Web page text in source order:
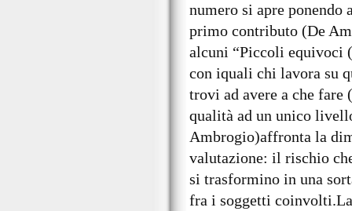
numero si apre ponendo
primo contributo (De
alcuni “Piccoli equivoci
con iquali chi lavora su
trovi ad avere a che
qualità ad un unico
Ambrogio)affronta la
valutazione: il rischio
si trasformino in una
fra i soggetti coinvolti.La